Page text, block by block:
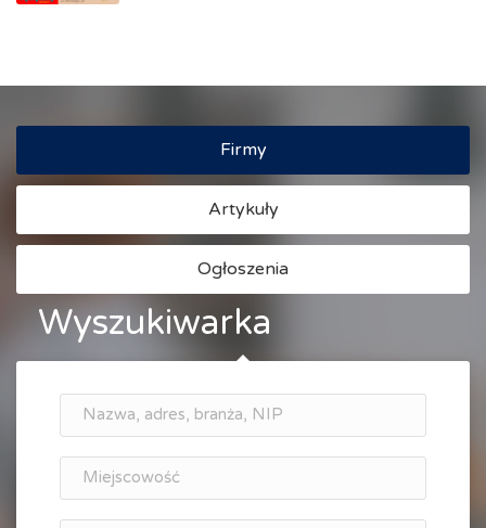
Firmy
Artykuły
Ogłoszenia
Wyszukiwarka